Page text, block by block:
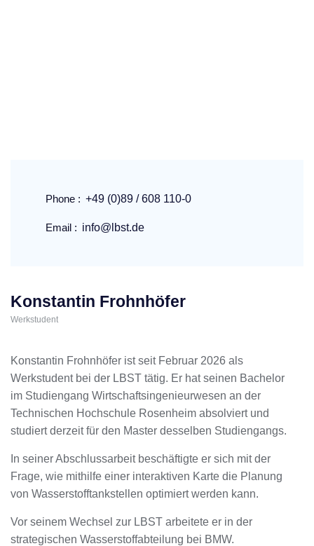
Phone : +49 (0)89 / 608 110-0
Email : info@lbst.de
Konstantin Frohnhöfer
Werkstudent
Konstantin Frohnhöfer ist seit Februar 2026 als
Werkstudent bei der LBST tätig. Er hat seinen Bachelor
im Studiengang Wirtschaftsingenieurwesen an der
Technischen Hochschule Rosenheim absolviert und
studiert derzeit für den Master desselben Studiengangs.
In seiner Abschlussarbeit beschäftigte er sich mit der
Frage, wie mithilfe einer interaktiven Karte die Planung
von Wasserstofftankstellen optimiert werden kann.
Vor seinem Wechsel zur LBST arbeitete er in der
strategischen Wasserstoffabteilung bei BMW.